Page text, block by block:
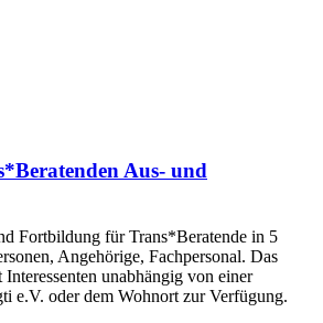
Aus- und
Fortbildung für Trans*Beratende in 5
Angehörige, Fachpersonal. Das
Interessenten unabhängig von einer
e.V. oder dem Wohnort zur Verfügung.